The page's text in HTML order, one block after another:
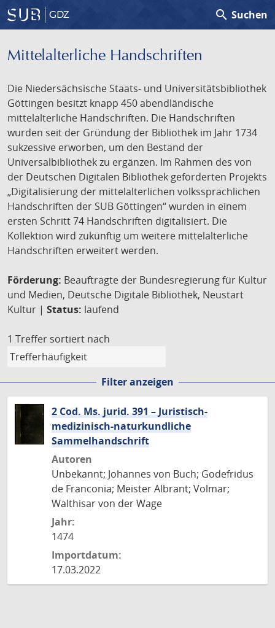
GDZ search Suchen
Mittelalterliche Handschriften
Die Niedersächsische Staats- und Universitätsbibliothek
Göttingen besitzt knapp 450 abendländische
mittelalterliche Handschriften. Die Handschriften
wurden seit der Gründung der Bibliothek im Jahr 1734
sukzessive erworben, um den Bestand der
Universalbibliothek zu ergänzen. Im Rahmen des von
der Deutschen Digitalen Bibliothek geförderten Projekts
„Digitalisierung der mittelalterlichen volkssprachlichen
Handschriften der SUB Göttingen“ wurden in einem
ersten Schritt 74 Handschriften digitalisiert. Die
Kollektion wird zukünftig um weitere mittelalterliche
Handschriften erweitert werden.
Förderung: Beauftragte der Bundesregierung für Kultur
und Medien, Deutsche Digitale Bibliothek, Neustart
Kultur | Status: laufend
1 Treffer sortiert nach
Filter anzeigen
2 Cod. Ms. jurid. 391 – Juristisch-
medizinisch-naturkundliche
Sammelhandschrift
Autoren
Unbekannt; Johannes von Buch; Godefridus
de Franconia; Meister Albrant; Volmar;
Walthisar von der Wage
Jahr:
1474
Importdatum:
17.03.2022